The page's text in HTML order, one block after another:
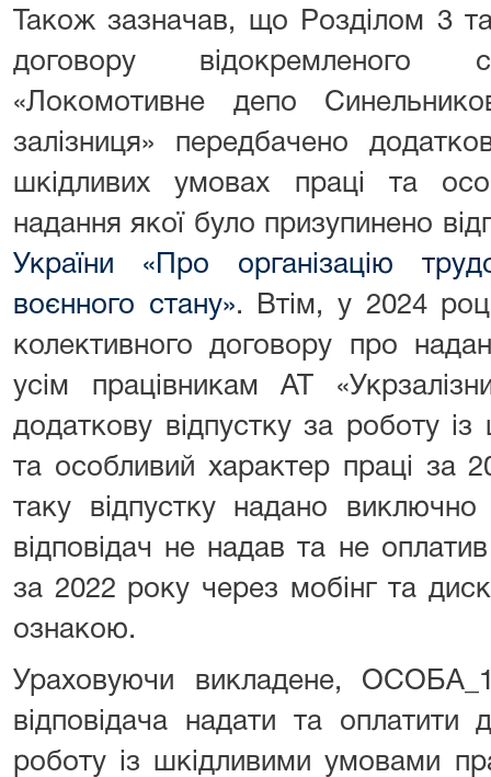
Також зазначав, що Розділом 3
договору відокремленого
«Локомотивне депо
залізниця» передбачено
шкідливих умовах праці та
надання якої було призупинено
України «Про організацію
воєнного стану». Втім, у 2024
колективного договору про
усім працівникам АТ
додаткову відпустку за роботу
та особливий характер праці за
таку відпустку надано
відповідач не надав та не
за 2022 року через мобінг та
ознакою.
Ураховуючи викладене,
відповідача надати та оплатити
роботу із шкідливими умовами